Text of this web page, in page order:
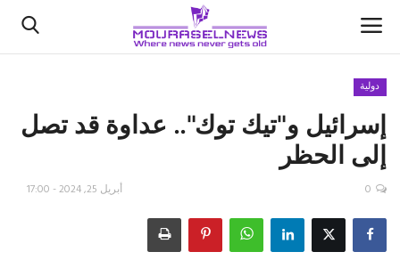
الأخبار
كتّابنا
دولية
إسرائيل و"تيك توك".. عداوة قد تصل
إلى الحظر
أبريل 25, 2024 - 17:00 0